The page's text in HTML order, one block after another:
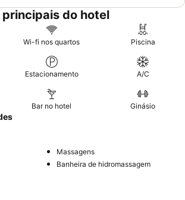
do hotel
Wi-fi nos quartos Piscina
Estacionamento A/C
Bar no hotel Ginásio
Massagens
Banheira de hidromassagem